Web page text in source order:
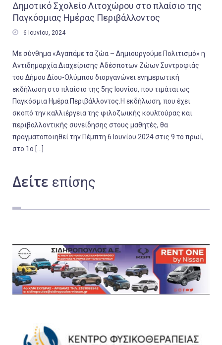
Δημοτικό Σχολείο Λιτοχώρου στο πλαίσιο της
Παγκόσμιας Ημέρας Περιβάλλοντος
 6 Ιουνίου, 2024
Με σύνθημα «Αγαπάμε τα ζώα – Δημιουργούμε Πολιτισμό» η
Αντιδημαρχία Διαχείρισης Αδέσποτων Ζώων Συντροφιάς
του Δήμου Δίου-Ολύμπου διοργανώνει ενημερωτική
εκδήλωση στο πλαίσιο της 5ης Ιουνίου, που τιμάται ως
Παγκόσμια Ημέρα Περιβάλλοντος.Η εκδήλωση, που έχει
σκοπό την καλλιέργεια της φιλοζωικής κουλτούρας και
περιβαλλοντικής συνείδησης στους μαθητές, θα
πραγματοποιηθεί την Πέμπτη 6 Ιουνίου 2024 στις 9 το πρωί,
στο 1ο […]
Δείτε επίσης